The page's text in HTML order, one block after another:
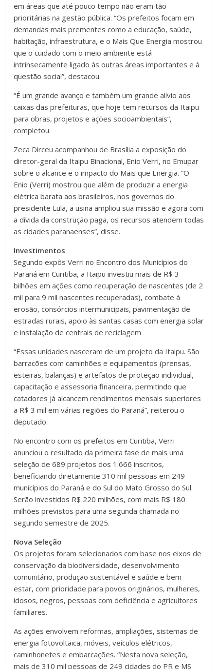
em áreas que até pouco tempo não eram tão
prioritárias na gestão pública. “Os prefeitos focam em
demandas mais prementes como a educação, saúde,
habitação, infraestrutura, e o Mais Que Energia mostrou
que o cuidado com o meio ambiente está
intrinsecamente ligado às outras áreas importantes e à
questão social”, destacou.
“É um grande avanço e também um grande alívio aos
caixas das prefeituras, que hoje tem recursos da Itaipu
para obras, projetos e ações socioambientais”,
completou.
Zeca Dirceu acompanhou de Brasília a exposição do
diretor-geral da Itaipu Binacional, Enio Verri, no Emupar
sobre o alcance e o impacto do Mais que Energia. “O
Enio (Verri) mostrou que além de produzir a energia
elétrica barata aos brasileiros, nos governos do
presidente Lula, a usina ampliou sua missão e agora com
a dívida da construção paga, os recursos atendem todas
as cidades paranaenses”, disse.
Investimentos
Segundo expôs Verri no Encontro dos Municípios do
Paraná em Curitiba, a Itaipu investiu mais de R$ 3
bilhões em ações como recuperação de nascentes (de 2
mil para 9 mil nascentes recuperadas), combate à
erosão, consórcios intermunicipais, pavimentação de
estradas rurais, apoio às santas casas com energia solar
e instalação de centrais de reciclagem
“Essas unidades nasceram de um projeto da Itaipu. São
barracões com caminhões e equipamentos (prensas,
esteiras, balanças) e artefatos de proteção individual,
capacitação e assessoria financeira, permitindo que
catadores já alcancem rendimentos mensais superiores
a R$ 3 mil em várias regiões do Paraná”, reiterou o
deputado.
No encontro com os prefeitos em Curitiba, Verri
anunciou o resultado da primeira fase de mais uma
seleção de 689 projetos dos 1.666 inscritos,
beneficiando diretamente 310 mil pessoas em 249
municípios do Paraná e do Sul do Mato Grosso do Sul.
Serão investidos R$ 220 milhões, com mais R$ 180
milhões previstos para uma segunda chamada no
segundo semestre de 2025.
Nova Seleção
Os projetos foram selecionados com base nos eixos de
conservação da biodiversidade, desenvolvimento
comunitário, produção sustentável e saúde e bem-
estar, com prioridade para povos originários, mulheres,
idosos, negros, pessoas com deficiência e agricultores
familiares.
As ações envolvem reformas, ampliações, sistemas de
energia fotovoltaica, móveis, veículos elétricos,
caminhonetes e embarcações. “Nesta nova seleção,
mais de 310 mil pessoas de 249 cidades do PR e MS